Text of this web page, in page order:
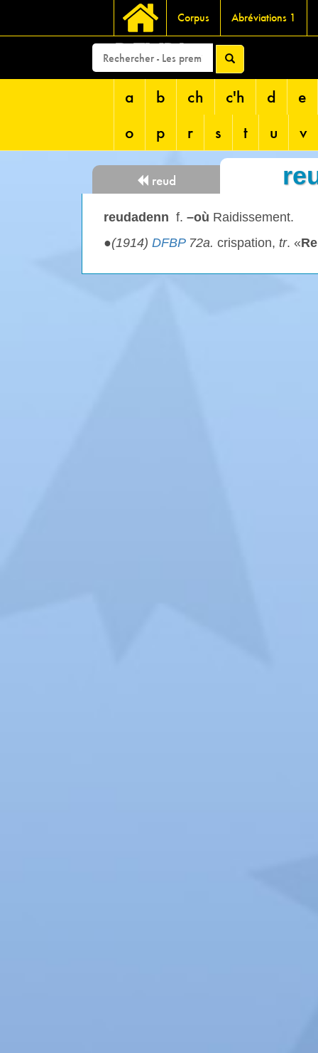
Corpus Abréviations 1
DEVRI
a b ch c'h d
e
o
p r s t u v
reud
reudadenn f. –où Raidissement.
●(1914) DFBP72a. crispation, tr. «